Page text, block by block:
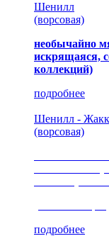
Шенилл
(ворсовая)
необычайно
искрящаяся,
коллекций)
подробнее
Шенилл -
(ворсовая)
подробнее